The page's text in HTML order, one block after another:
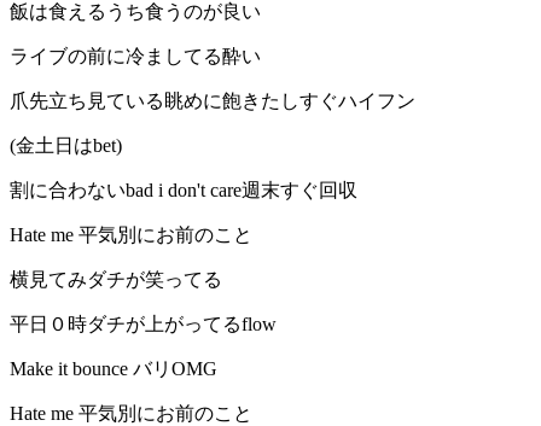
飯は食えるうち食うのが良い
ライブの前に冷ましてる酔い
爪先立ち見ている眺めに飽きたしすぐハイフン
(金土日はbet)
割に合わないbad i don't care週末すぐ回収
Hate me 平気別にお前のこと
横見てみダチが笑ってる
平日０時ダチが上がってるflow
Make it bounce バリOMG
Hate me 平気別にお前のこと